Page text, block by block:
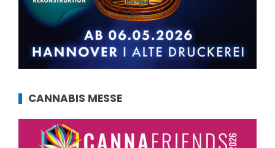
CANNABIS MESSE